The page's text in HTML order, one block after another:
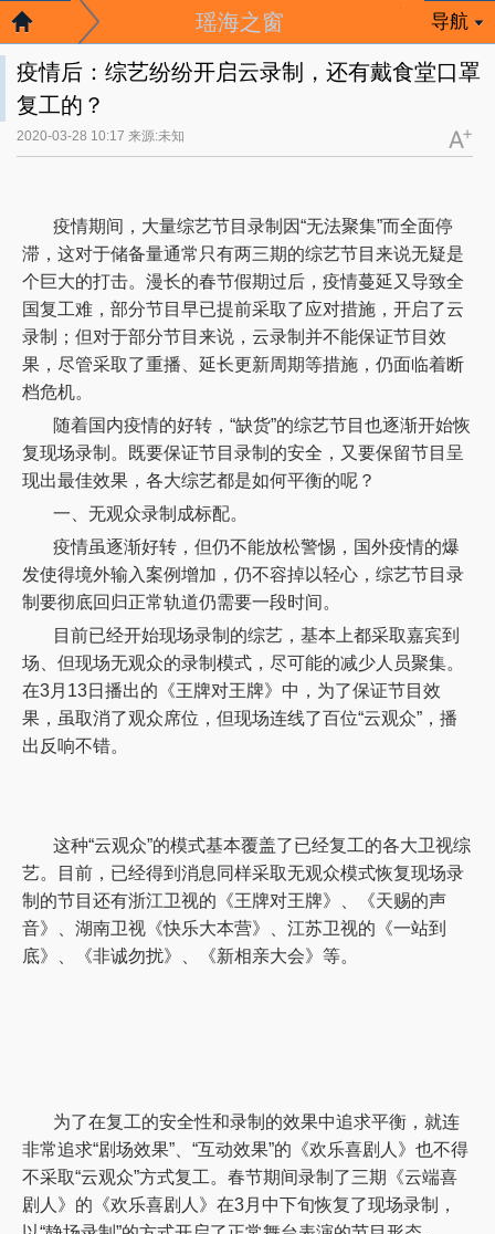
瑶海之窗 导航
疫情后：综艺纷纷开启云录制，还有戴食堂口罩
复工的？
2020-03-28 10:17 来源:未知
疫情期间，大量综艺节目录制因“无法聚集”而全面停
滞，这对于储备量通常只有两三期的综艺节目来说无疑是
个巨大的打击。漫长的春节假期过后，疫情蔓延又导致全
国复工难，部分节目早已提前采取了应对措施，开启了云
录制；但对于部分节目来说，云录制并不能保证节目效
果，尽管采取了重播、延长更新周期等措施，仍面临着断
档危机。
随着国内疫情的好转， “缺货”的综艺节目也逐渐开始恢
复现场录制。既要保证节目录制的安全，又要保留节目呈
现出最佳效果，各大综艺都是如何平衡的呢？
一、无观众录制成标配。
疫情虽逐渐好转，但仍不能放松警惕，国外疫情的爆
发使得境外输入案例增加，仍不容掉以轻心，综艺节目录
制要彻底回归正常轨道仍需要一段时间。
目前已经开始现场录制的综艺，基本上都采取嘉宾到
场、但现场无观众的录制模式，尽可能的减少人员聚集。
在3月13日播出的《王牌对王牌》中，为了保证节目效
果，虽取消了观众席位，但现场连线了百位“云观众”，播
出反响不错。
这种“云观众”的模式基本覆盖了已经复工的各大卫视综
艺。目前，已经得到消息同样采取无观众模式恢复现场录
制的节目还有浙江卫视的《王牌对王牌》、《天赐的声
音》、湖南卫视《快乐大本营》、江苏卫视的《一站到
底》、《非诚勿扰》、《新相亲大会》等。
为了在复工的安全性和录制的效果中追求平衡，就连
非常追求“剧场效果”、“互动效果”的《欢乐喜剧人》也不得
不采取“云观众”方式复工。春节期间录制了三期《云端喜
剧人》的《欢乐喜剧人》在3月中下旬恢复了现场录制，